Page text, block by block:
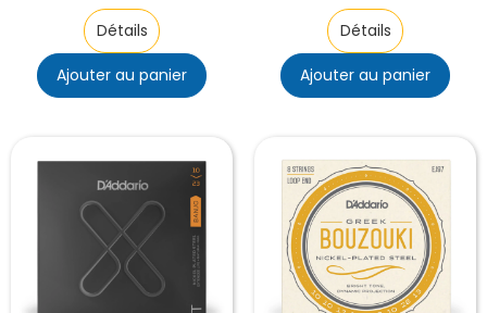
Détails
Ajouter au panier
Détails
Ajouter au panier